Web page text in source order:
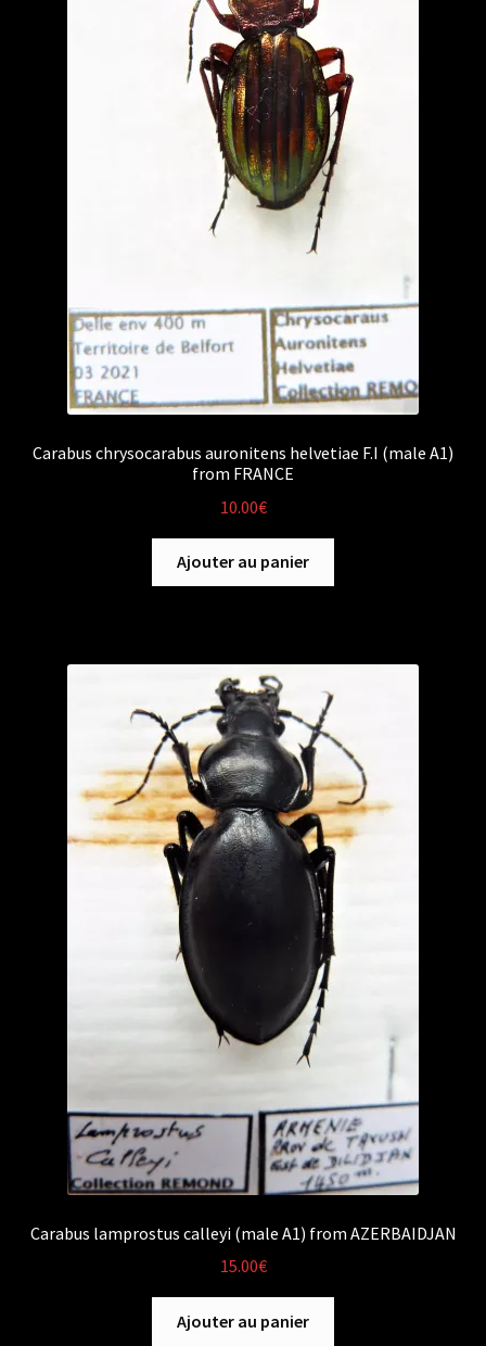
Carabus chrysocarabus auronitens helvetiae F.I (male A1)
from FRANCE
10.00€
Ajouter au panier
Carabus lamprostus calleyi (male A1) from AZERBAIDJAN
15.00€
Ajouter au panier